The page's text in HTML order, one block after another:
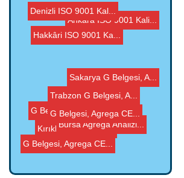
Trabzon G Belgesi, A...
Ankara ISO 9001 Kali...
Denizli ISO 9001 Kal...
G Belgesi, Agrega CE...
Hakkâri ISO 9001 Ka...
Kırıkkale Agrega A...
Bursa Agrega Analizi...
Sakarya G Belgesi, A...
G Belgesi, Agrega CE...